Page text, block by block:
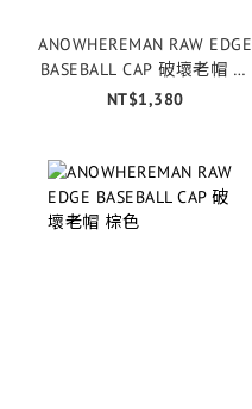
ANOWHEREMAN RAW EDGE
BASEBALL CAP 破壞老帽 藍
色
NT$1,380